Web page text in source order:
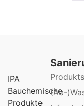
IPA
Bauchemische
Produkte
(Ab-